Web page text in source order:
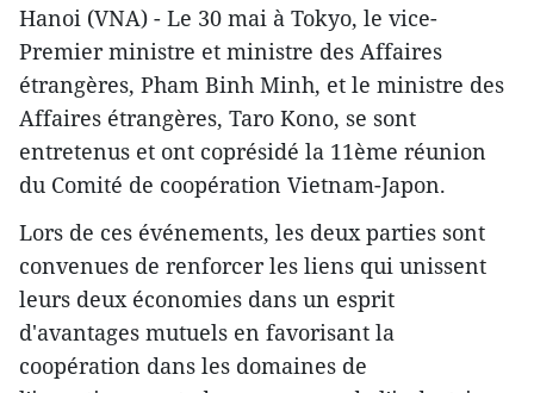
Hanoi (VNA) - Le 30 mai à Tokyo, le vice-
Premier ministre et ministre des Affaires
étrangères, Pham Binh Minh, et le ministre des
Affaires étrangères, Taro Kono, se sont
entretenus et ont coprésidé la 11ème réunion
du Comité de coopération Vietnam-Japon.
Lors de ces événements, les deux parties sont
convenues de renforcer les liens qui unissent
leurs deux économies dans un esprit
d'avantages mutuels en favorisant la
coopération dans les domaines de